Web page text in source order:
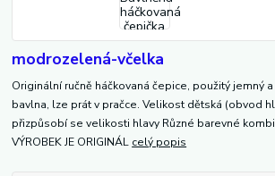
modrozelená-včelka
Originální ručně háčkovaná čepice, použitý jemný
bavlna, lze prát v pračce. Velikost dětská (obvod
přizpůsobí se velikosti hlavy Různé barevné
VÝROBEK JE ORIGINÁL celý popis